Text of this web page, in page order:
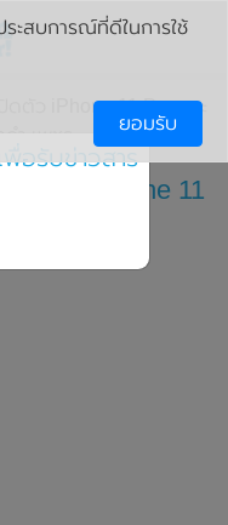
ดตัว iPhone 11 Pro และ
และ iPhone 11
เพชร
ะสบการณ์ที่ดีในการใช้
ยอมรับ
อรับข่าวสาร